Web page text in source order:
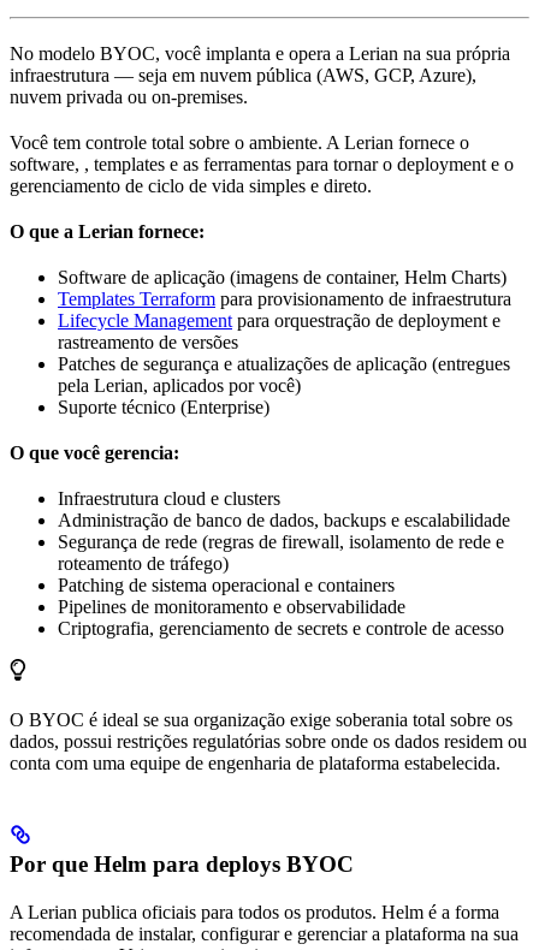
No modelo BYOC, você implanta e opera a Lerian na sua própria
infraestrutura — seja em nuvem pública (AWS, GCP, Azure),
nuvem privada ou on-premises.
Você tem controle total sobre o ambiente. A Lerian fornece o
software, , templates e as ferramentas para tornar o deployment e o
gerenciamento de ciclo de vida simples e direto.
O que a Lerian fornece:
Software de aplicação (imagens de container, Helm Charts)
Templates Terraform para provisionamento de infraestrutura
Lifecycle Management para orquestração de deployment e
rastreamento de versões
Patches de segurança e atualizações de aplicação (entregues
pela Lerian, aplicados por você)
Suporte técnico (Enterprise)
O que você gerencia:
Infraestrutura cloud e clusters
Administração de banco de dados, backups e escalabilidade
Segurança de rede (regras de firewall, isolamento de rede e
roteamento de tráfego)
Patching de sistema operacional e containers
Pipelines de monitoramento e observabilidade
Criptografia, gerenciamento de secrets e controle de acesso
O BYOC é ideal se sua organização exige soberania total sobre os
dados, possui restrições regulatórias sobre onde os dados residem ou
conta com uma equipe de engenharia de plataforma estabelecida.
Por que Helm para deploys BYOC
A Lerian publica oficiais para todos os produtos. Helm é a forma
recomendada de instalar, configurar e gerenciar a plataforma na sua